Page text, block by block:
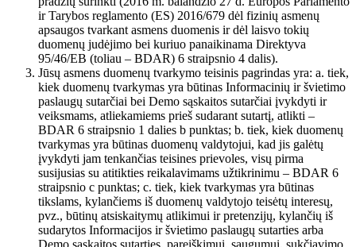
ir Tarybos reglamento (ES) 2016/679 dėl fizinių asmenų
apsaugos tvarkant asmens duomenis ir dėl laisvo tokių
duomenų judėjimo bei kuriuo panaikinama Direktyva
95/46/EB (toliau – BDAR) 6 straipsnio 4 dalis).
Jūsų asmens duomenų tvarkymo teisinis pagrindas yra: a. tiek,
kiek duomenų tvarkymas yra būtinas Informacinių ir švietimo
paslaugų sutarčiai bei Demo sąskaitos sutarčiai įvykdyti ir
veiksmams, atliekamiems prieš sudarant sutartį, atlikti –
BDAR 6 straipsnio 1 dalies b punktas; b. tiek, kiek duomenų
tvarkymas yra būtinas duomenų valdytojui, kad jis galėtų
įvykdyti jam tenkančias teisines prievoles, visų pirma
susijusias su atitikties reikalavimams užtikrinimu – BDAR 6
straipsnio c punktas; c. tiek, kiek tvarkymas yra būtinas
tikslams, kylančiems iš duomenų valdytojo teisėtų interesų,
pvz., būtinų atsiskaitymų atlikimui ir pretenzijų, kylančių iš
sudarytos Informacijos ir švietimo paslaugų sutarties arba
Demo sąskaitos sutarties, pareiškimui, saugumui, sukčiavimo